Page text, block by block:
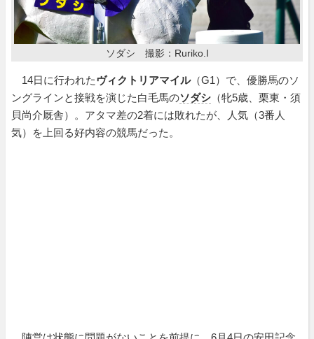
ソダシ 撮影：Ruriko.I
14日に行われたヴィクトリアマイル（G1）で、優勝馬のソ
ングラインと接戦を演じた白毛馬のソダシ （牝5歳、栗東・須
貝尚介厩舎）。アタマ差の2着には敗れたが、人気（3番人
気）を上回る好内容の競馬だった。